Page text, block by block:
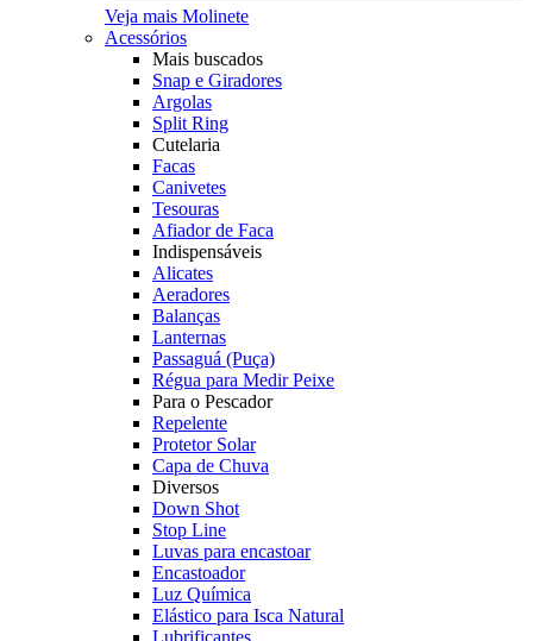
Veja mais Molinete
Acessórios
Mais buscados
Snap e Giradores
Argolas
Split Ring
Cutelaria
Facas
Canivetes
Tesouras
Afiador de Faca
Indispensáveis
Alicates
Aeradores
Balanças
Lanternas
Passaguá (Puça)
Régua para Medir Peixe
Para o Pescador
Repelente
Protetor Solar
Capa de Chuva
Diversos
Down Shot
Stop Line
Luvas para encastoar
Encastoador
Luz Química
Elástico para Isca Natural
Lubrificantes